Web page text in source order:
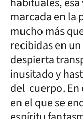
marcada en la
mucho más
recibidas en
despierta
inusitado y
del cuerpo. En
en el que se